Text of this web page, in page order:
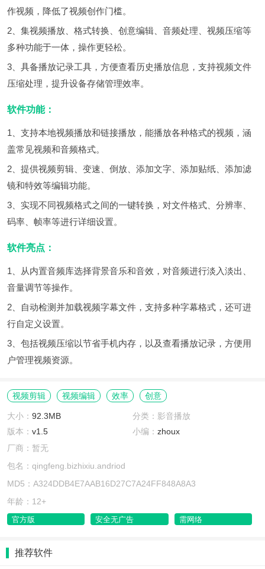
作视频，降低了视频创作门槛。
2、集视频播放、格式转换、创意编辑、音频处理、视频压缩等
多种功能于一体，操作更轻松。
3、具备播放记录工具，方便查看历史播放信息，支持视频文件
压缩处理，提升设备存储管理效率。
软件功能：
1、支持本地视频播放和链接播放，能播放各种格式的视频，涵
盖常见视频和音频格式。
2、提供视频剪辑、变速、倒放、添加文字、添加贴纸、添加滤
镜和特效等编辑功能。
3、实现不同视频格式之间的一键转换，对文件格式、分辨率、
码率、帧率等进行详细设置。
软件亮点：
1、从内置音频库选择背景音乐和音效，对音频进行淡入淡出、
音量调节等操作。
2、自动检测并加载视频字幕文件，支持多种字幕格式，还可进
行自定义设置。
3、包括视频压缩以节省手机内存，以及查看播放记录，方便用
户管理视频资源。
视频剪辑 视频编辑 效率 创意
大小： 92.3MB
分类：影音播放
版本： v1.5 小编： zhoux
厂商：暂无
包名：qingfeng.bizhixiu.andriod
MD5：A324DDB4E7AAB16D27C7A24FF848A8A3
年龄：12+
官方版 安全无广告 需网络
推荐软件